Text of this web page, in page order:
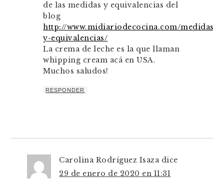
de las medidas y equivalencias del
blog
http://www.midiariodecocina.com/medidas-
y-equivalencias/
La crema de leche es la que llaman
whipping cream acá en USA.
Muchos saludos!
RESPONDER
Carolina Rodríguez Isaza dice
29 de enero de 2020 en 11:31